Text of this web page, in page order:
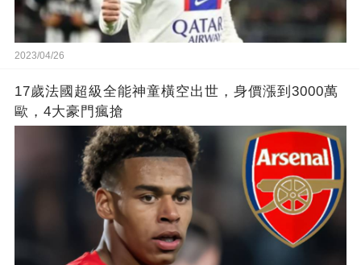
2023/04/26
17歲法國超級全能神童橫空出世，身價漲到3000萬
歐，4大豪門瘋搶